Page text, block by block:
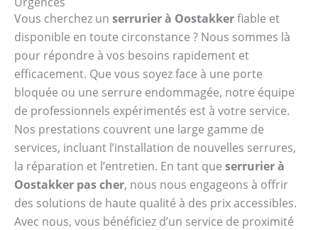
Vous cherchez un serrurier à Oostakkerfiable et
disponible en toute circonstance ? Nous sommes là
pour répondre à vos besoins rapidement et
efficacement. Que vous soyez face à une porte
bloquée ou une serrure endommagée, notre équipe
de professionnels expérimentés est à votre service.
Nos prestations couvrent une large gamme de
services, incluant l’installation de nouvelles serrures,
la réparation et l’entretien. En tant que serrurier à
Oostakker pas cher, nous nous engageons à offrir
des solutions de haute qualité à des prix accessibles.
Avec nous, vous bénéficiez d’un service de proximité